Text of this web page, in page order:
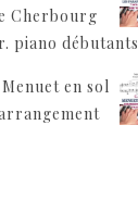
Cherbourg
piano débutants
en sol